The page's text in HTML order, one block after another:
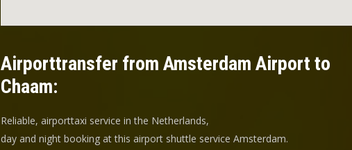
Airporttransfer from Amsterdam Airport to
Chaam:
Reliable, airporttaxi service in the Netherlands,
day and night booking at this airport shuttle service Amsterdam.